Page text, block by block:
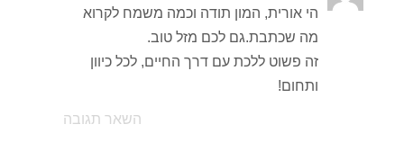
הי אורית, המון תודה וכמה משמח לקרוא
מה שכתבת.גם לכם מזל טוב.
זה פשוט ללכת עם דרך החיים, לכל כיוון
ותחום!
השאר תגובה